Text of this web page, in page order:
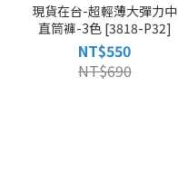
現貨在台-超輕薄大彈力中
直筒褲-3色 [3818-P32]
NT$550
NT$690